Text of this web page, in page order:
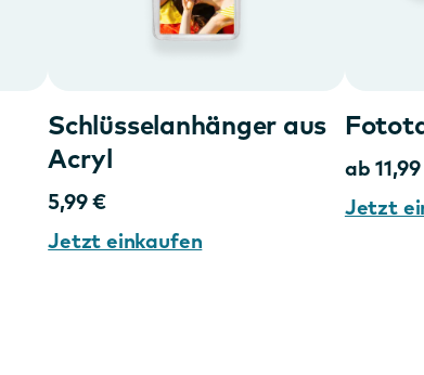
Schlüsselanhänger aus
Acryl
5,99 €
Jetzt einkaufen
ab
Jetzt